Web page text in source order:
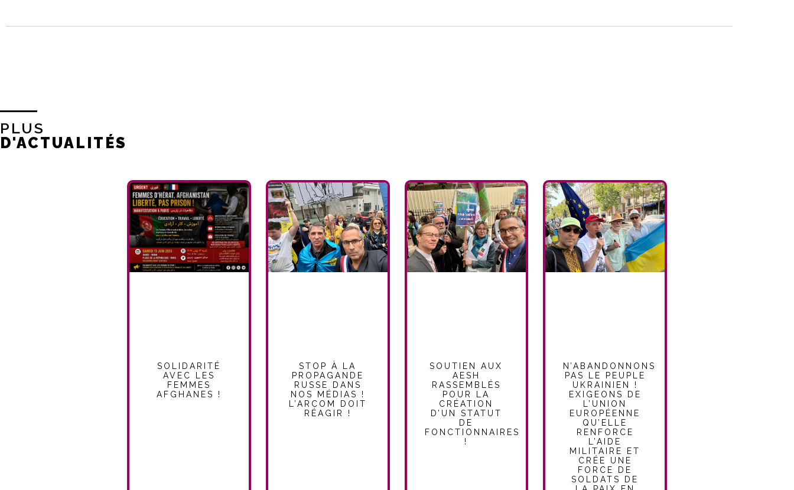
PLUS
D'ACTUALITÉS
SOLIDARITÉ
AVEC LES
FEMMES
AFGHANES !
STOP À LA
PROPAGANDE
RUSSE DANS
NOS MÉDIAS !
L’ARCOM DOIT
RÉAGIR !
SOUTIEN AUX
AESH
RASSEMBLÉS
POUR LA
CRÉATION
D’UN STATUT
DE
FONCTIONNAIRES
!
N’ABANDONNONS
PAS LE PEUPLE
UKRAINIEN !
EXIGEONS DE
L’UNION
EUROPÉENNE
QU’ELLE
RENFORCE
L’AIDE
MILITAIRE ET
CRÉE UNE
FORCE DE
SOLDATS DE